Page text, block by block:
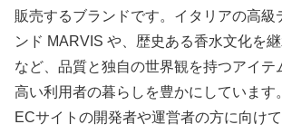
販売するブランドです。イタリアの高級
ンド MARVIS や、歴史ある香水文化を
など、品質と独自の世界観を持つアイテ
高い利用者の暮らしを豊かにしています
ECサイトの開発者や運営者の方に向け